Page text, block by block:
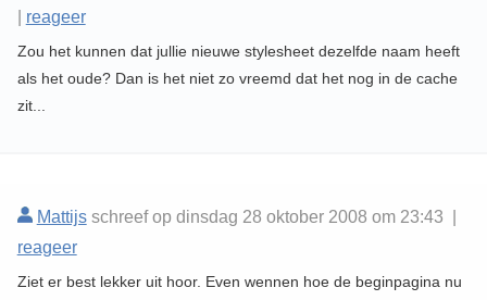
reageer
Zou het kunnen dat jullie nieuwe stylesheet dezelfde naam heeft
als het oude? Dan is het niet zo vreemd dat het nog in de cache
zit...
Mattijsschreef op dinsdag 28 oktober 2008 om 23:43 |
reageer
Ziet er best lekker uit hoor. Even wennen hoe de beginpagina nu